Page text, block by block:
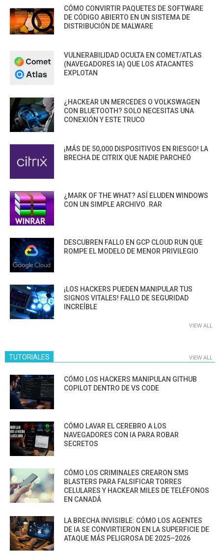
CÓMO CONVIRTIR PAQUETES DE SOFTWARE
DE CÓDIGO ABIERTO EN UN SISTEMA DE
DISTRIBUCIÓN DE MALWARE
VULNERABILIDAD OCULTA EN COMET/ATLAS
(NAVEGADORES IA) QUE LOS ATACANTES
EXPLOTAN
¿HACKEAR UN MERCEDES O VOLKSWAGEN
CON BLUETOOTH? SOLO NECESITAS UNA
CONEXIÓN Y ESTE TRUCO
¡MÁS DE 50,000 DISPOSITIVOS EN RIESGO! LA
BRECHA DE CITRIX QUE NADIE PARCHEÓ
¿MARK OF THE WHAT? ASÍ ELUDEN WINDOWS
CON UN SIMPLE ARCHIVO .RAR
DESCUBREN FALLO EN GCP CLOUD RUN QUE
ROMPE EL MODELO DE MENOR PRIVILEGIO
¡LOS HACKERS PUEDEN MANIPULAR TUS
SIGNOS VITALES! FALLO DE SEGURIDAD
INCREÍBLE
VIEW ALL
TUTORIALES VIEW ALL
CÓMO LOS HACKERS MANIPULAN GITHUB
COPILOT DENTRO DE VS CODE
CÓMO LAVAR EL CEREBRO A LOS
NAVEGADORES CON IA PARA ROBAR
SECRETOS
CÓMO LOS CRIMINALES CREARON SMS
BLASTERS PARA FALSIFICAR TORRES
CELULARES Y HACKEAR MILES DE TELÉFONOS
EN CANADÁ
LA BRECHA INVISIBLE: CÓMO LOS AGENTES
DE IA SE CONVIRTIERON EN LA SUPERFICIE DE
ATAQUE MÁS PELIGROSA DE 2025–2026